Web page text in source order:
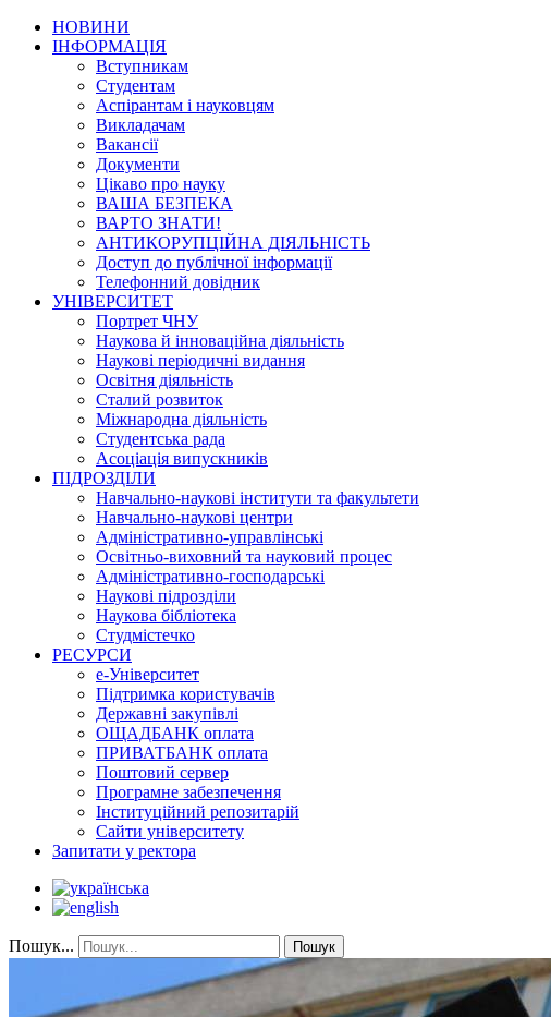
НОВИНИ
ІНФОРМАЦІЯ
Вступникам
Студентам
Аспірантам і науковцям
Викладачам
Вакансії
Документи
Цікаво про науку
ВАША БЕЗПЕКА
ВАРТО ЗНАТИ!
АНТИКОРУПЦІЙНА ДІЯЛЬНІСТЬ
Доступ до публічної інформації
Телефонний довідник
УНІВЕРСИТЕТ
Портрет ЧНУ
Наукова й інноваційна діяльність
Наукові періодичні видання
Освітня діяльність
Сталий розвиток
Міжнародна діяльність
Студентська рада
Асоціація випускників
ПІДРОЗДІЛИ
Навчально-наукові інститути та факультети
Навчально-наукові центри
Адміністративно-управлінські
Освітньо-виховний та науковий процес
Адміністративно-господарські
Наукові підрозділи
Наукова бібліотека
Студмістечко
РЕСУРСИ
е-Університет
Підтримка користувачів
Державні закупівлі
ОЩАДБАНК оплата
ПРИВАТБАНК оплата
Поштовий сервер
Програмне забезпечення
Інституційний репозитарій
Сайти університету
Запитати у ректора
Пошук... Пошук